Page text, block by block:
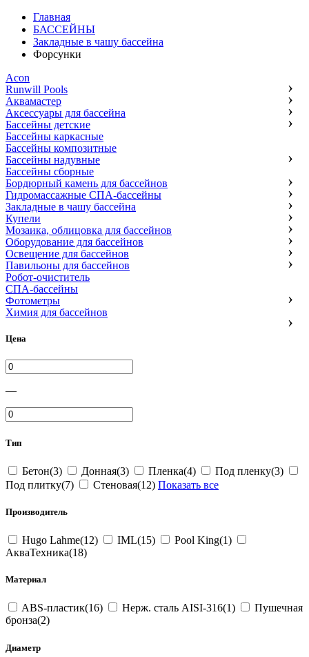
Главная
БАССЕЙНЫ
Закладные в чашу бассейна
Форсунки
Acon
Runwill Pools
Аквамастер
Аксессуары для бассейна
Бассейны детские
Бассейны каркасные
Бассейны композитные
Бассейны надувные
Бассейны сборные
Бордюрный камень для бассейнов
Гидромассажные СПА-бассейны
Закладные в чашу бассейна
Купели
Мозаика, облицовка для бассейнов
Оборудование для бассейнов
Освещение для бассейнов
Павильоны для бассейнов
Робот-очиститель
СПА-бассейны
Фотометры
Химия для бассейнов
Цена
—
Тип
Бетон(3) Донная(3) Пленка(4)
Под пленку(3)
Под плитку(7)
Стеновая(12) Показать все
Производитель
Hugo Lahme(12) IML(15)
Pool King(1)
АкваТехника(18)
Материал
ABS-пластик(16) Нерж. сталь AISI-316(1)
Пушечная
бронза(2)
Диаметр